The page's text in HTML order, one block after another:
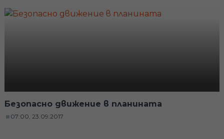
Безопасно движение в планината
07:00, 23.09.2017